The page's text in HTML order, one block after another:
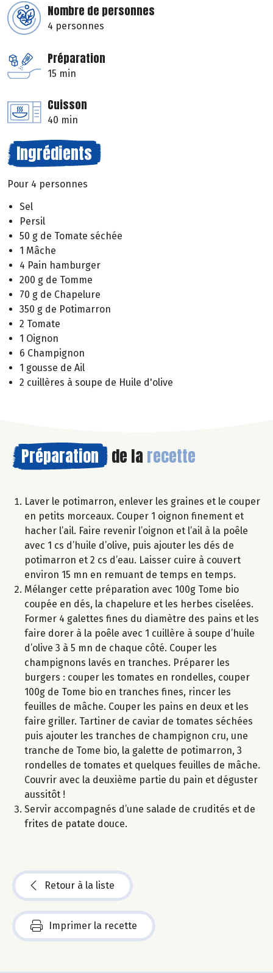
Nombre de personnes
4 personnes
Préparation
15 min
Cuisson
40 min
Ingrédients
Pour 4 personnes
Sel
Persil
50 g de Tomate séchée
1 Mâche
4 Pain hamburger
200 g de Tomme
70 g de Chapelure
350 g de Potimarron
2 Tomate
1 Oignon
6 Champignon
1 gousse de Ail
2 cuillères à soupe de Huile d'olive
Préparation de la recette
Laver le potimarron, enlever les graines et le couper
en petits morceaux. Couper 1 oignon finement et
hacher l’ail. Faire revenir l’oignon et l’ail à la poêle
avec 1 cs d’huile d’olive, puis ajouter les dés de
potimarron et 2 cs d’eau. Laisser cuire à couvert
environ 15 mn en remuant de temps en temps.
Mélanger cette préparation avec 100g Tome bio
coupée en dés, la chapelure et les herbes ciselées.
Former 4 galettes fines du diamètre des pains et les
faire dorer à la poêle avec 1 cuillère à soupe d’huile
d’olive 3 à 5 mn de chaque côté. Couper les
champignons lavés en tranches. Préparer les
burgers : couper les tomates en rondelles, couper
100g de Tome bio en tranches fines, rincer les
feuilles de mâche. Couper les pains en deux et les
faire griller. Tartiner de caviar de tomates séchées
puis ajouter les tranches de champignon cru, une
tranche de Tome bio, la galette de potimarron, 3
rondelles de tomates et quelques feuilles de mâche.
Couvrir avec la deuxième partie du pain et déguster
aussitôt !
Servir accompagnés d’une salade de crudités et de
frites de patate douce.
Retour à la liste
Imprimer la recette